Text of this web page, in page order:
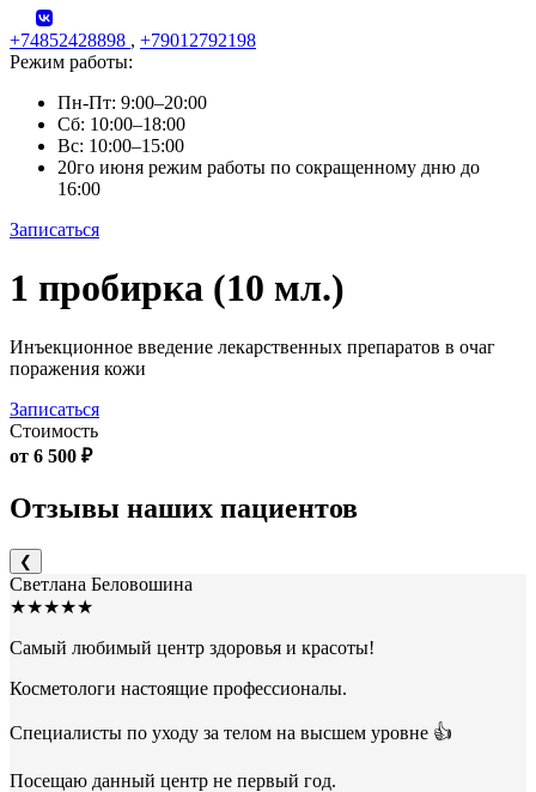
+74852428898 , +79012792198
Режим работы:
Пн-Пт: 9:00–20:00
Сб: 10:00–18:00
Вс: 10:00–15:00
20го июня режим работы по сокращенному дню до
16:00
Записаться
Skip
to
1 пробирка (10 мл.)
Инъекционное введение лекарственных препаратов в очаг
поражения кожи
Записаться
Стоимость
от 6 500 ₽
Отзывы наших пациентов
❮
Светлана Беловошина
★★★★★
Самый любимый центр здоровья и красоты!
Косметологи настоящие профессионалы.
Специалисты по уходу за телом на высшем уровне 👍
Посещаю данный центр не первый год.